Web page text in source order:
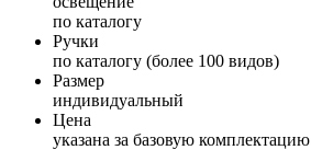
по каталогу
Ручки
по каталогу (более 100 видов)
Размер
индивидуальный
Цена
указана за базовую комплектацию